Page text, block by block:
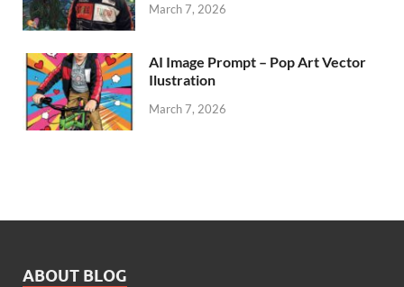
March 7, 2026
AI Image Prompt – Pop Art Vector
Ilustration
March 7, 2026
ABOUT BLOG